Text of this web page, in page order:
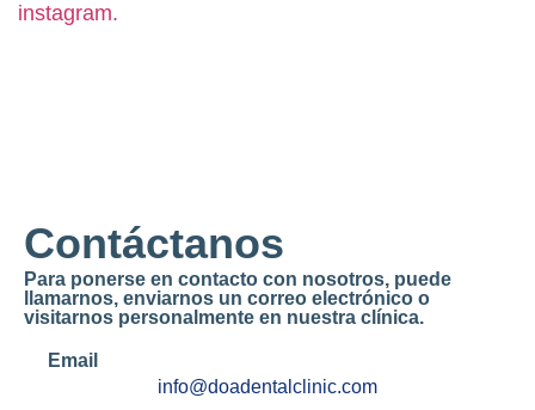
instagram.
Contáctanos
Para ponerse en contacto con nosotros, puede
llamarnos, enviarnos un correo electrónico o
visitarnos personalmente en nuestra clínica.
Email
info@doadentalclinic.com